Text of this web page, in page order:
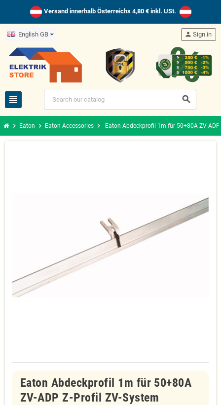
Versand innerhalb Österreichs 4,80 € inkl. USt.
English GB
view_headline search
person Sign in
chevron_right Eaton chevron_right Eaton Accessories chevron_right Eaton Abdeckprofil 1m für 50+80A ZV-
Eaton Abdeckprofil 1m für 50+80A
ZV-ADP Z-Profil ZV-System